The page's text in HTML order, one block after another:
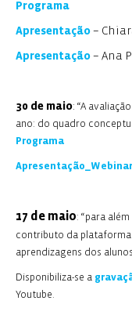
Programa
Apresentação –
Apresentação – Ana
30 de maio: “A
ano: do quadro
Programa
Apresentação_Webinar
17 de maio: “para
contributo da plataforma
aprendizagens dos
Disponibiliza-se a
Youtube.